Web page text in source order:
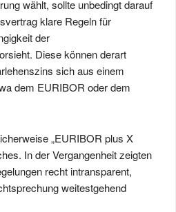
wählt, sollte unbedingt darauf
klare Regeln für
der
Diese können derart
sich aus einem
dem EURIBOR oder dem
„EURIBOR plus X
In der Vergangenheit zeigten
recht intransparent,
weitestgehend